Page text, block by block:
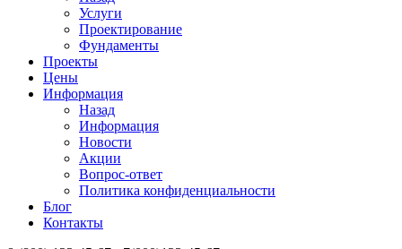
Услуги
Проектирование
Фундаменты
Проекты
Цены
Информация
Назад
Информация
Новости
Акции
Вопрос-ответ
Политика конфиденциальности
Блог
Контакты